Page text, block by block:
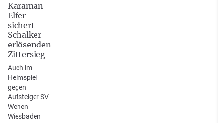
Karaman-
Elfer
sichert
Schalker
erlösenden
Zittersieg
Auch im
Heimspiel
gegen
Aufsteiger SV
Wehen
Wiesbaden